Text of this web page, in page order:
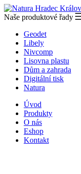
Naše produktové řady
Geodet
Libely
Nivcomp
Lisovna plastu
Dům a zahrada
Digitální tisk
Natura
Úvod
Produkty
O nás
Eshop
Kontakt